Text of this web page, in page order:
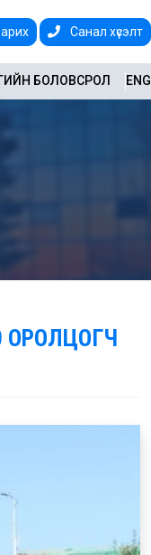
Санал хүсэлт
ENG
БОЛОВСРОЛ